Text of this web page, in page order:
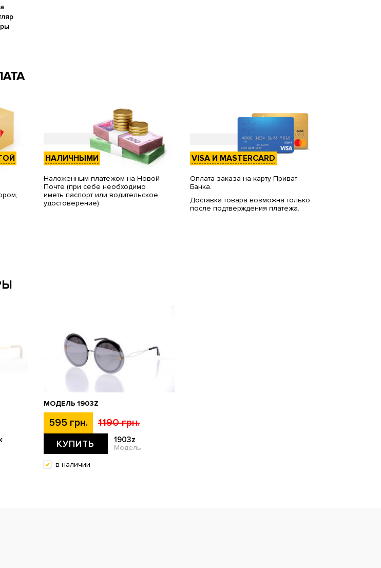
НАЛИЧНЫМИ
Наложенным платежом на Новой
Почте (при себе необходимо
иметь паспорт или водительское
удостоверение)
VISA И MASTERCARD
Оплата заказа на карту Приват
Банка.
Доставка товара возможна только
после подтверждения платежа.
МОДЕЛЬ 1903Z
595 грн. 1190 грн.
КУПИТЬ 1903z
Модель
в наличии